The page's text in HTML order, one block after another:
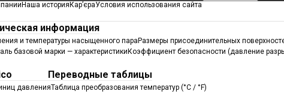
Наша история Кар’єраУсловия использования сайта
информация
и температуры насыщенного пара Размеры присоединительных
базовой марки — характеристики Коэффициент безопасности (давление
Переводные таблицы
давленияТаблица преобразования температур (°C / °F)